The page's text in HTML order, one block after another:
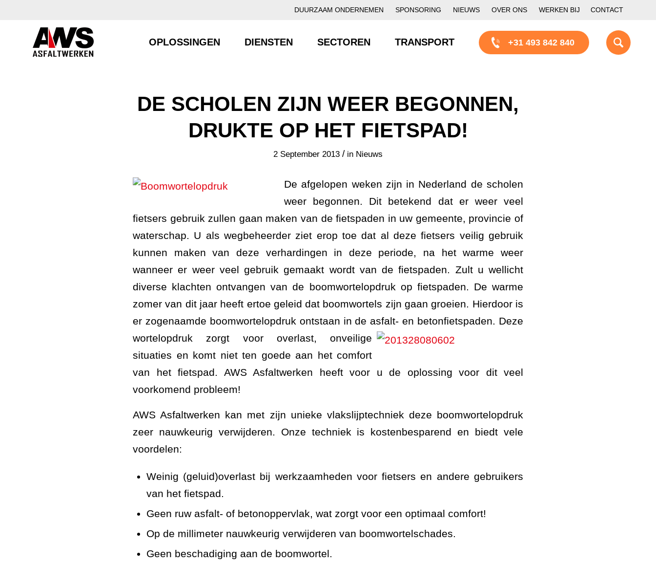
DUURZAAM ONDERNEMEN SPONSORING NIEUWS OVER ONS WERKEN BIJ CONTACT
OPLOSSINGEN DIENSTEN SECTOREN TRANSPORT +31 493 842 840
DE SCHOLEN ZIJN WEER BEGONNEN,
DRUKTE OP HET FIETSPAD!
2 September 2013 / in Nieuws
De afgelopen weken zijn in Nederland de scholen
weer begonnen. Dit betekend dat er weer veel
fietsers gebruik zullen gaan maken van de fietspaden in uw gemeente, provincie of
waterschap. U als wegbeheerder ziet erop toe dat al deze fietsers veilig gebruik
kunnen maken van deze verhardingen in deze periode, na het warme weer
wanneer er weer veel gebruik gemaakt wordt van de fietspaden. Zult u wellicht
diverse klachten ontvangen van de boomwortelopdruk op fietspaden. De warme
zomer van dit jaar heeft ertoe geleid dat boomwortels zijn gaan groeien. Hierdoor is
er zogenaamde boomwortelopdruk ontstaan in de asfalt- en betonfietspaden. Deze
wortelopdruk zorgt voor overlast, onveilige
situaties en komt niet ten goede aan het comfort
van het fietspad. AWS Asfaltwerken heeft voor u de oplossing voor dit veel
voorkomend probleem!
AWS Asfaltwerken kan met zijn unieke vlakslijptechniek deze boomwortelopdruk
zeer nauwkeurig verwijderen. Onze techniek is kostenbesparend en biedt vele
voordelen:
Weinig (geluid)overlast bij werkzaamheden voor fietsers en andere gebruikers
van het fietspad.
Geen ruw asfalt- of betonoppervlak, wat zorgt voor een optimaal comfort!
Op de millimeter nauwkeurig verwijderen van boomwortelschades.
Geen beschadiging aan de boomwortel.